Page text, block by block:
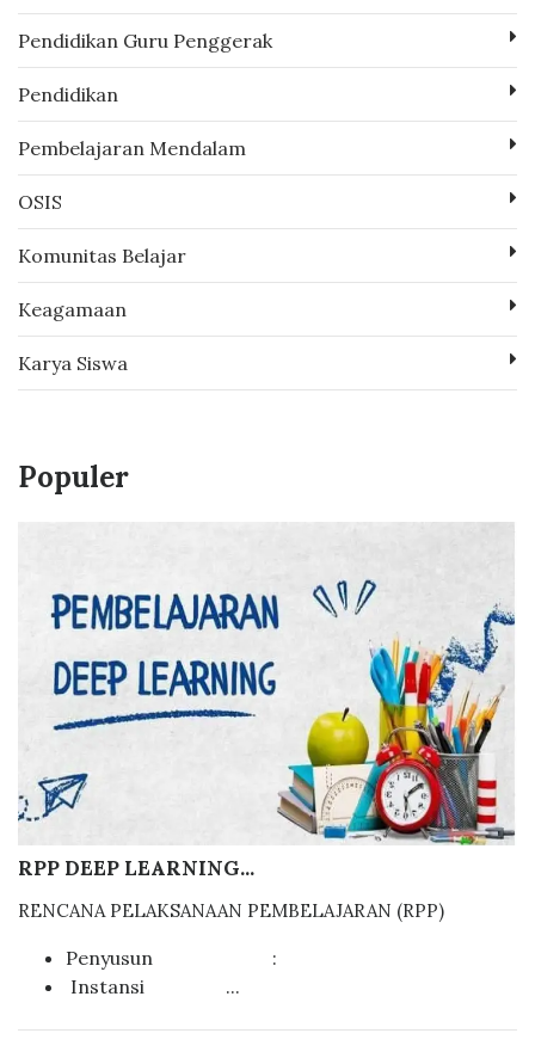
Pendidikan Guru Penggerak
Pendidikan
Pembelajaran Mendalam
OSIS
Komunitas Belajar
Keagamaan
Karya Siswa
Populer
RPP DEEP LEARNING...
RENCANA PELAKSANAAN PEMBELAJARAN (RPP)
Penyusun :
Instansi ...